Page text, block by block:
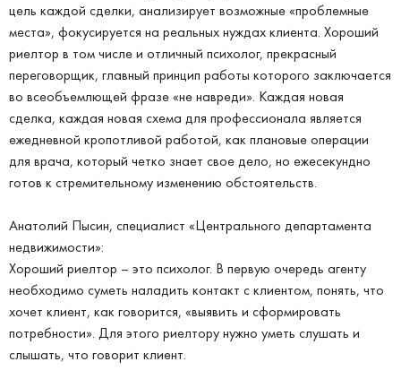
цель каждой сделки, анализирует возможные «проблемные
места», фокусируется на реальных нуждах клиента. Хороший
риелтор в том числе и отличный психолог, прекрасный
переговорщик, главный принцип работы которого заключается
во всеобъемлющей фразе «не навреди». Каждая новая
сделка, каждая новая схема для профессионала является
ежедневной кропотливой работой, как плановые операции
для врача, который четко знает свое дело, но ежесекундно
готов к стремительному изменению обстоятельств.
Анатолий Пысин, специалист «Центрального департамента
недвижимости»:
Хороший риелтор – это психолог. В первую очередь агенту
необходимо суметь наладить контакт с клиентом, понять, что
хочет клиент, как говорится, «выявить и сформировать
потребности». Для этого риелтору нужно уметь слушать и
слышать, что говорит клиент.